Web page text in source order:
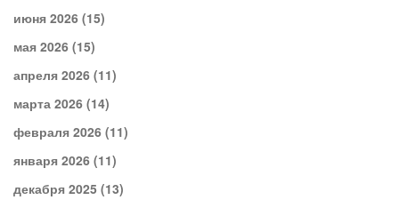
июня 2026 (15)
мая 2026 (15)
апреля 2026 (11)
марта 2026 (14)
февраля 2026 (11)
января 2026 (11)
декабря 2025 (13)